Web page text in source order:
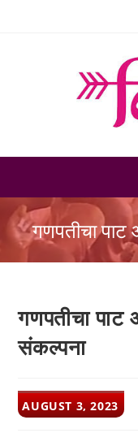
गणपतीचा पाट
गणपतीचा पाट
संकल्पना
POST
PUBLISHED:
AUGUST 3, 2023